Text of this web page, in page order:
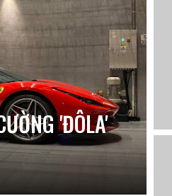
'ĐÔLA'